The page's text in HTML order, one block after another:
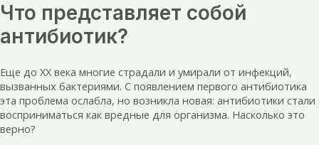
Что представляет собой
антибиотик?
Еще до XX века многие страдали и умирали от инфекций,
вызванных бактериями. С появлением первого антибиотика
эта проблема ослабла, но возникла новая: антибиотики стали
восприниматься как вредные для организма. Насколько это
верно?